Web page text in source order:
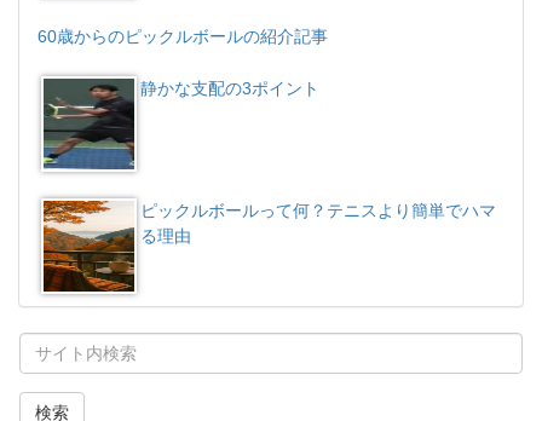
60歳からのピックルボールの紹介記事
静かな支配の3ポイント
ピックルボールって何？テニスより簡単でハマ
る理由
検索